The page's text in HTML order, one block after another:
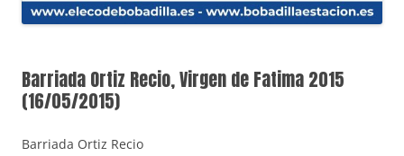
Barriada Ortiz Recio, Virgen de Fatima 2015
(16/05/2015)
Barriada Ortiz Recio